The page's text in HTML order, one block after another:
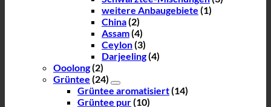
weitere Anbaugebiete (1)
China(2)
Assam(4)
Ceylon(3)
Darjeeling(4)
Ooolong(2)
Grüntee (24)
Grüntee aromatisiert(14)
Grüntee pur(10)